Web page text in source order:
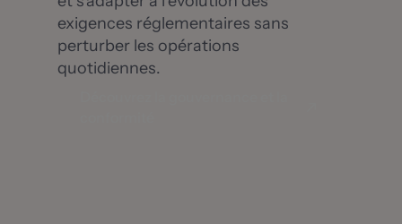
exigences réglementaires sans
perturber les opérations
quotidiennes.